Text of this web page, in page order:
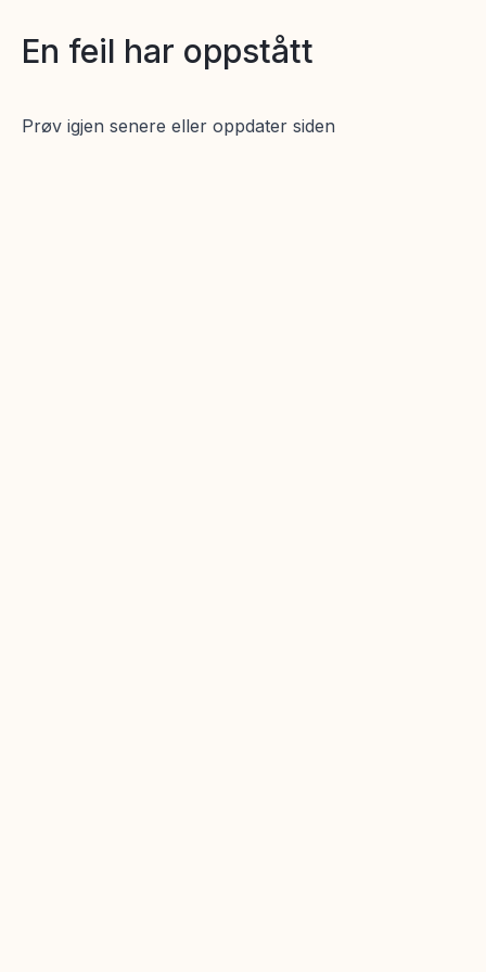
En feil har oppstått
Prøv igjen senere eller oppdater siden